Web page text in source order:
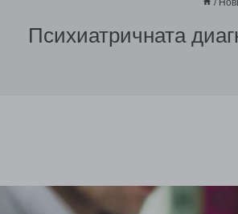
/
Психиатричната